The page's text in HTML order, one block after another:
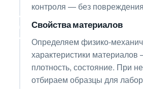
контроля — без
05 Свойства материалов
Определяем физико-
характеристики материалов
плотность, состояние. При
отбираем образцы для